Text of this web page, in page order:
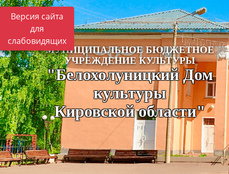
Версия сайта
для
слабовидящих
МУНИЦИПАЛЬНОЕ БЮДЖЕТНОЕ
УЧРЕЖДЕНИЕ КУЛЬТУРЫ
"Белохолуницкий Дом
культуры
Кировской области"